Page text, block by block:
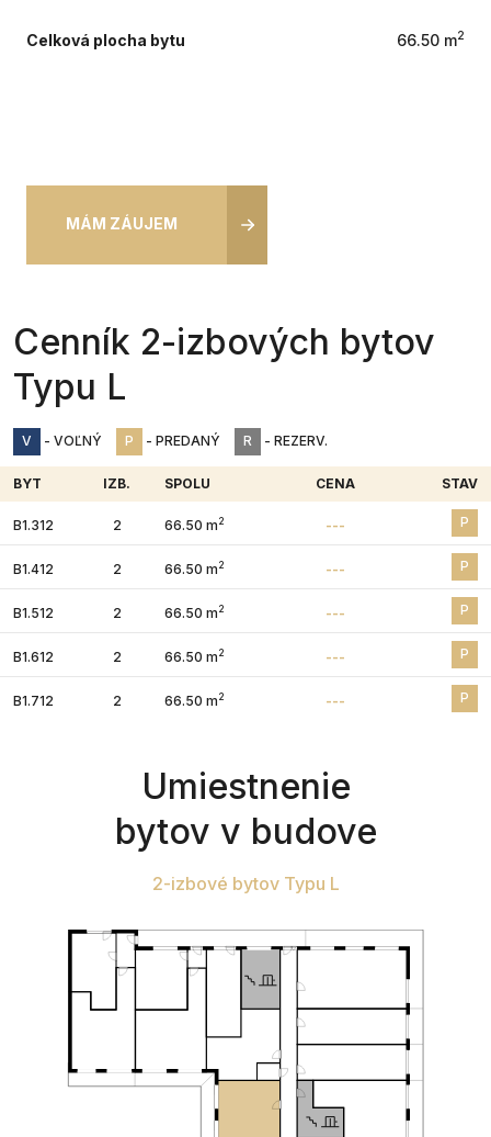
Celková plocha bytu 66.50 m2
MÁM ZÁUJEM
Cenník 2-izbových bytov
Typu L
V - VOĽNÝ P - PREDANÝ R - REZERV.
BYT IZB. SPOLU CENA STAV
B1.312 2 66.50 m2 --- P
B1.412 2 66.50 m2 --- P
B1.512 2 66.50 m2 --- P
B1.612 2 66.50 m2 --- P
B1.712 2 66.50 m2 --- P
Umiestnenie
bytov v budove
2-izbové bytov Typu L